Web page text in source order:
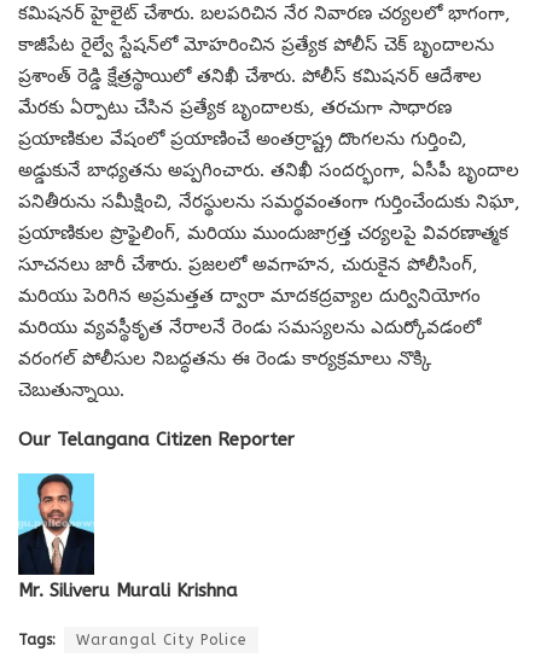
కమిషనర్ హైలైట్ చేశారు. బలపరిచిన నేర నివారణ చర్యలలో భాగంగా,
కాజీపేట రైల్వే స్టేషన్‌లో మోహరించిన ప్రత్యేక పోలీస్ చెక్ బృందాలను
ప్రశాంత్ రెడ్డి క్షేత్రస్థాయిలో తనిఖీ చేశారు. పోలీస్ కమిషనర్ ఆదేశాల
మేరకు ఏర్పాటు చేసిన ప్రత్యేక బృందాలకు, తరచుగా సాధారణ
ప్రయాణికుల వేషంలో ప్రయాణించే అంతర్రాష్ట్ర దొంగలను గుర్తించి,
అడ్డుకునే బాధ్యతను అప్పగించారు. తనిఖీ సందర్భంగా, ఏసీపీ బృందాల
పనితీరును సమీక్షించి, నేరస్థులను సమర్థవంతంగా గుర్తించేందుకు నిఘా,
ప్రయాణికుల ప్రొఫైలింగ్, మరియు ముందుజాగ్రత్త చర్యలపై వివరణాత్మక
సూచనలు జారీ చేశారు. ప్రజలలో అవగాహన, చురుకైన పోలీసింగ్,
మరియు పెరిగిన అప్రమత్తత ద్వారా మాదకద్రవ్యాల దుర్వినియోగం
మరియు వ్యవస్థీకృత నేరాలనే రెండు సమస్యలను ఎదుర్కోవడంలో
వరంగల్ పోలీసుల నిబద్ధతను ఈ రెండు కార్యక్రమాలు నొక్కి
చెబుతున్నాయి.
Our Telangana Citizen Reporter
Mr. Siliveru Murali Krishna
Tags: Warangal City Police